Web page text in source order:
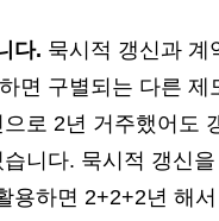
다. 묵시적 갱신과 계
면 구별되는 다른 제
로 2년 거주했어도
니다. 묵시적 갱신
용하면 2+2+2년 해